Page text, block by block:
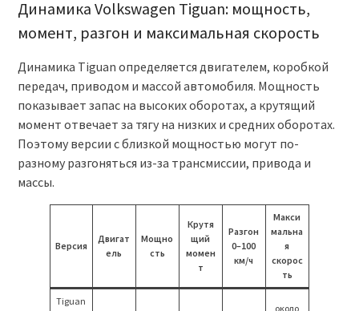
Динамика Volkswagen Tiguan: мощность,
момент, разгон и максимальная скорость
Динамика Tiguan определяется двигателем, коробкой
передач, приводом и массой автомобиля. Мощность
показывает запас на высоких оборотах, а крутящий
момент отвечает за тягу на низких и средних оборотах.
Поэтому версии с близкой мощностью могут по-
разному разгоняться из-за трансмиссии, привода и
массы.
Версия
Двигат
ель
Мощно
сть
Крутя
щий
момен
т
Разгон
0–100
км/ч
Макси
мальна
я
скорос
ть
Tiguan
около